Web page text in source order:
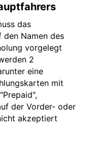
das
Namen des
vorgelegt
2
eine
mit
der Vorder- oder
akzeptiert